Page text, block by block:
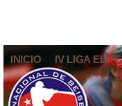
INICIO IV LIGA ELITE